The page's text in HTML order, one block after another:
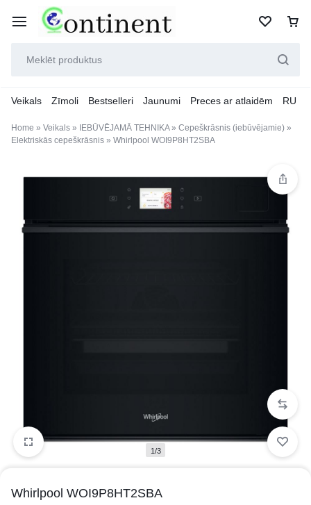
Veikals Zīmoli Bestselleri Jaunumi Preces ar atlaidēm RU
Home » Veikals » IEBŪVĒJAMĀ TEHNIKA» Cepeškrāsnis (iebūvējamie) »
Elektriskās cepeškrāsnis » Whirlpool WOI9P8HT2SBA
1/3
Whirlpool WOI9P8HT2SBA